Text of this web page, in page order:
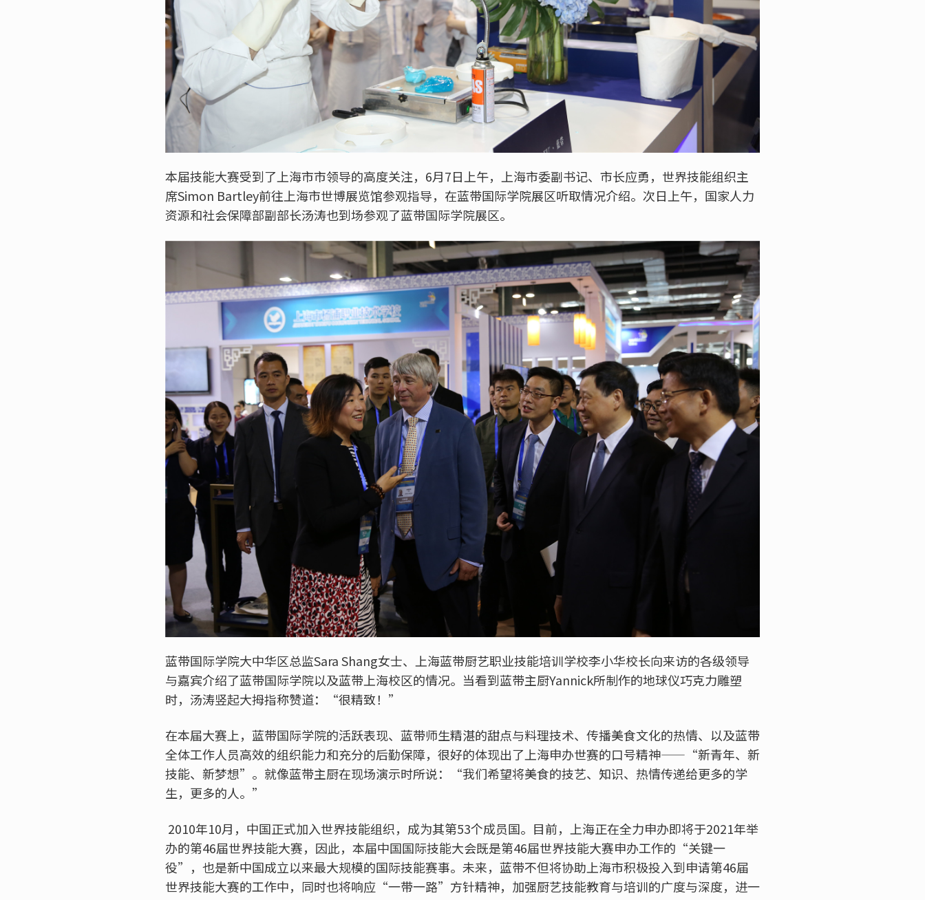
本届技能大赛受到了上海市市领导的高度关注，6月7日上午，上海市委副书记、市长应勇，世界技能组织主
席Simon Bartley前往上海市世博展览馆参观指导，在蓝带国际学院展区听取情况介绍。次日上午，国家人力
资源和社会保障部副部长汤涛也到场参观了蓝带国际学院展区。
蓝带国际学院大中华区总监Sara Shang女士、上海蓝带厨艺职业技能培训学校李小华校长向来访的各级领导
与嘉宾介绍了蓝带国际学院以及蓝带上海校区的情况。当看到蓝带主厨Yannick所制作的地球仪巧克力雕塑
时，汤涛竖起大拇指称赞道：“很精致！”
在本届大赛上，蓝带国际学院的活跃表现、蓝带师生精湛的甜点与料理技术、传播美食文化的热情、以及蓝带
全体工作人员高效的组织能力和充分的后勤保障，很好的体现出了上海申办世赛的口号精神——“新青年、新
技能、新梦想”。就像蓝带主厨在现场演示时所说：“我们希望将美食的技艺、知识、热情传递给更多的学
生，更多的人。”
2010年10月，中国正式加入世界技能组织，成为其第53个成员国。目前，上海正在全力申办即将于2021年举
办的第46届世界技能大赛，因此，本届中国国际技能大会既是第46届世界技能大赛申办工作的“关键一
役”，也是新中国成立以来最大规模的国际技能赛事。未来，蓝带不但将协助上海市积极投入到申请第46届
世界技能大赛的工作中，同时也将响应“一带一路”方针精神，加强厨艺技能教育与培训的广度与深度，进一